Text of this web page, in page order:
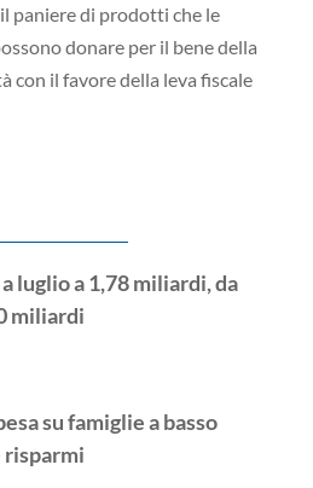
paniere di prodotti che le
donare per il bene della
con il favore della leva fiscale
luglio a 1,78 miliardi, da
miliardi
su famiglie a basso
risparmi